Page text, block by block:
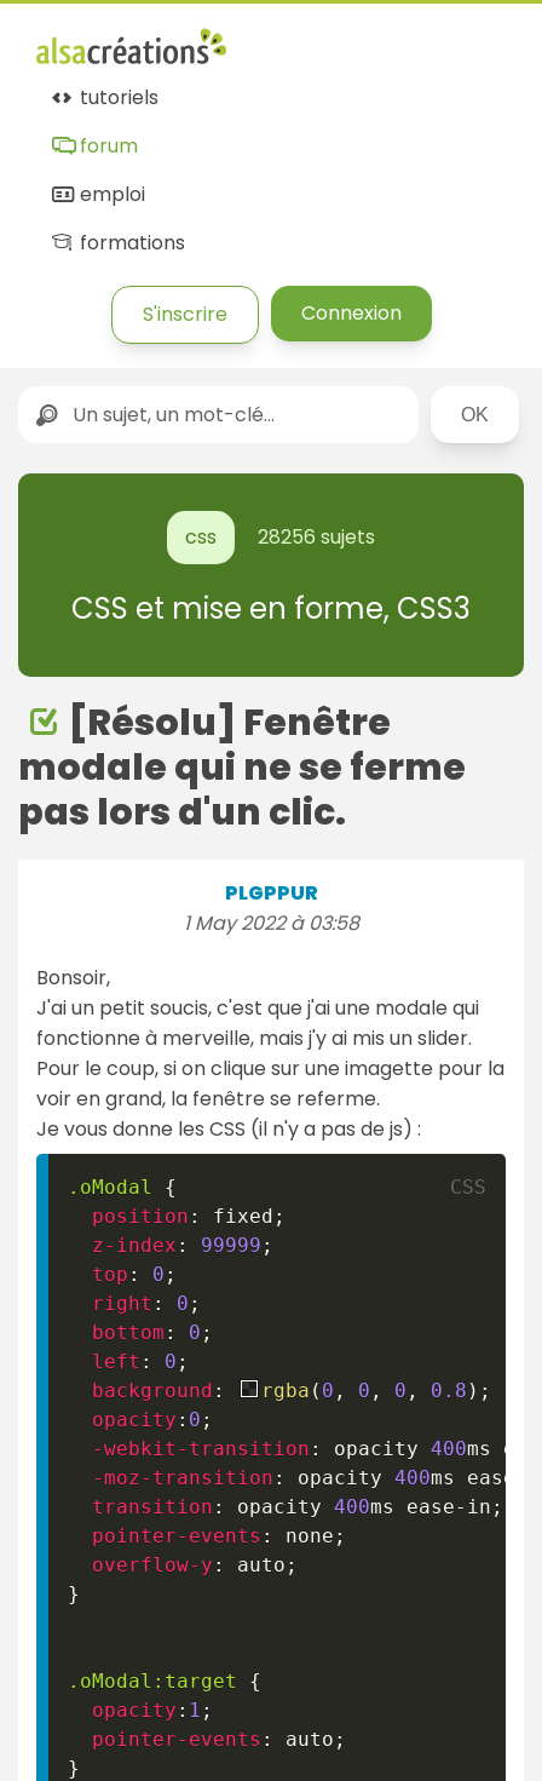
tutoriels
forum
emploi
formations
S'inscrire Connexion
Rechercher
css 28256 sujets
CSS et mise en forme, CSS3
[Résolu] Fenêtre
modale qui ne se ferme
pas lors d'un clic.
PLGPPUR
1 May 2022 à 03:58
Bonsoir,
J'ai un petit soucis, c'est que j'ai une modale qui
fonctionne à merveille, mais j'y ai mis un slider.
Pour le coup, si on clique sur une imagette pour la
voir en grand, la fenêtre se referme.
Je vous donne les CSS (il n'y a pas de js) :
.oModal
{
position : fixed ;
z-index : 99999 ;
top : 0 ;
right : 0 ;
bottom : 0 ;
left : 0 ;
background : rgba ( 0 , 0 , 0 , 0.8 ) ;
opacity : 0 ;
-webkit-transition : opacity 400ms
-moz-transition : opacity 400ms
ease-
transition : opacity 400ms ease-in ;
pointer-events : none ;
overflow-y : auto ;
}
.oModal :target
{
opacity : 1 ;
pointer-events : auto ;
}